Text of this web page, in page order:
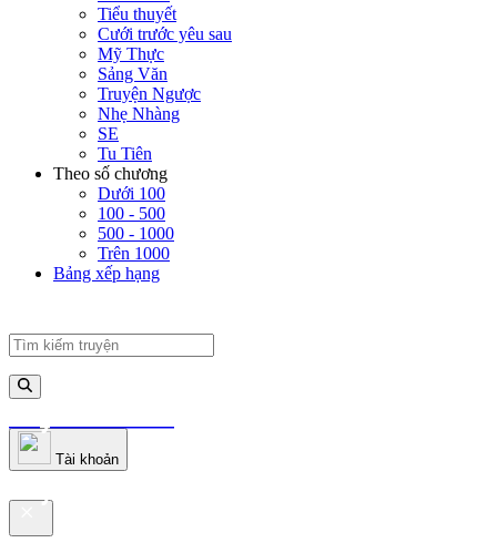
Tiểu thuyết
Cưới trước yêu sau
Mỹ Thực
Sảng Văn
Truyện Ngược
Nhẹ Nhàng
SE
Tu Tiên
Theo số chương
Dưới 100
100 - 500
500 - 1000
Trên 1000
Bảng xếp hạng
truyenfullz.com
Tài khoản
truyenfullz.com